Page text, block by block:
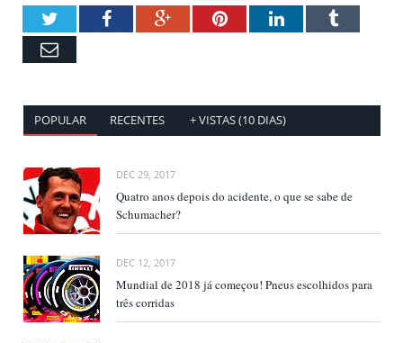
TwitterFacebookGoogle+PinterestLinkedInTumblr
Email
POPULAR RECENTES + VISTAS (10 DIAS)
DEC 29, 2017
Quatro anos depois do acidente, o que se sabe de
Schumacher?
DEC 12, 2017
Mundial de 2018 já começou! Pneus escolhidos para
três corridas